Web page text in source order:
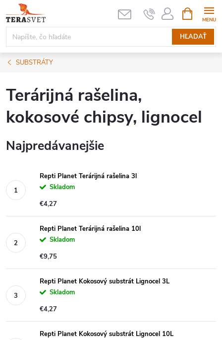
na
obsah
HĽADAŤ
KOŠÍK
SUBSTRÁTY
Terárijná rašelina,
kokosové chipsy, lignocel
Najpredávanejšie
Repti Planet Terárijná rašelina 3l
Skladom
€4,27
Repti Planet Terárijná rašelina 10l
Skladom
€9,75
Repti Planet Kokosový substrát Lignocel 3L
Skladom
€4,27
Repti Planet Kokosový substrát Lignocel 10L